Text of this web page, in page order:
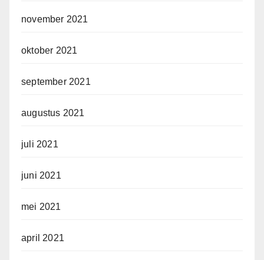
november 2021
oktober 2021
september 2021
augustus 2021
juli 2021
juni 2021
mei 2021
april 2021